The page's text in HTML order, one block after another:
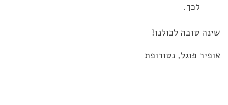
לכך.
שינה טובה לכולנו!
אופיר פוגל, נטורופת